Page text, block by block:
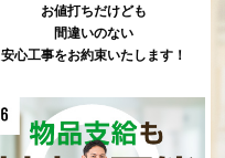
お値打ちだけども
間違いのない
安心工事をお約束いたします！